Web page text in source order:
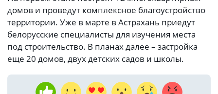
домов и проведут комплексное благоустройство
территории. Уже в марте в Астрахань приедут
белорусские специалисты для изучения места
под строительство. В планах далее – застройка
еще 20 домов, двух детских садов и школы.